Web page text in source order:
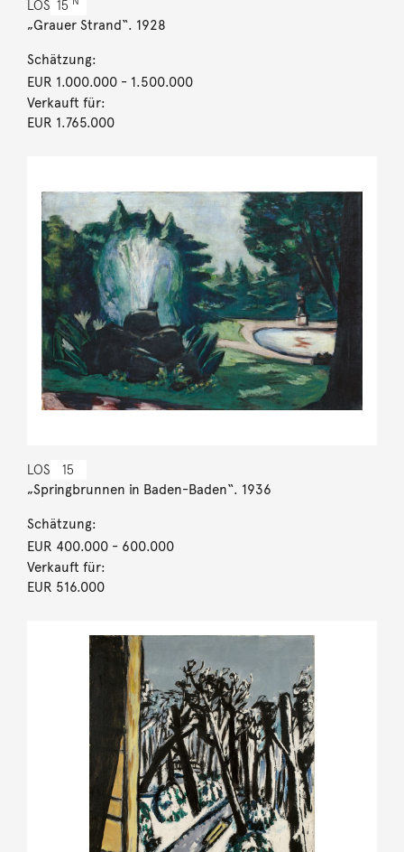
LOS 15
„Grauer Strand“. 1928
Schätzung:
EUR 1.000.000- 1.500.000
Verkauft für:
EUR 1.765.000
LOS 15
„Springbrunnen in Baden-Baden“. 1936
Schätzung:
EUR 400.000- 600.000
Verkauft für:
EUR 516.000